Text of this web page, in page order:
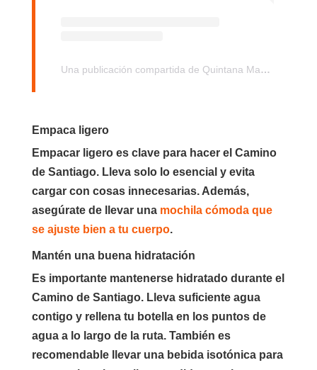
Una publicación compartida de Quintana Massages (@quintanamassages)
Empaca ligero
Empacar ligero es clave para hacer el Camino
de Santiago. Lleva solo lo esencial y evita
cargar con cosas innecesarias. Además,
asegúrate de llevar una mochila cómoda que
se ajuste bien a tu cuerpo.
Mantén una buena hidratación
Es importante mantenerse hidratado durante el
Camino de Santiago. Lleva suficiente agua
contigo y rellena tu botella en los puntos de
agua a lo largo de la ruta. También es
recomendable llevar una bebida isotónica para